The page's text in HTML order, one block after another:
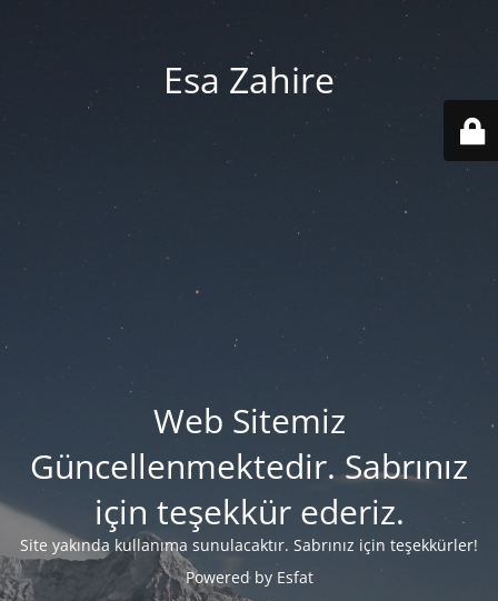
Esa Zahire
Web Sitemiz
Güncellenmektedir. Sabrınız
için teşekkür ederiz.
Site yakında kullanıma sunulacaktır. Sabrınız için teşekkürler!
Powered by Esfat